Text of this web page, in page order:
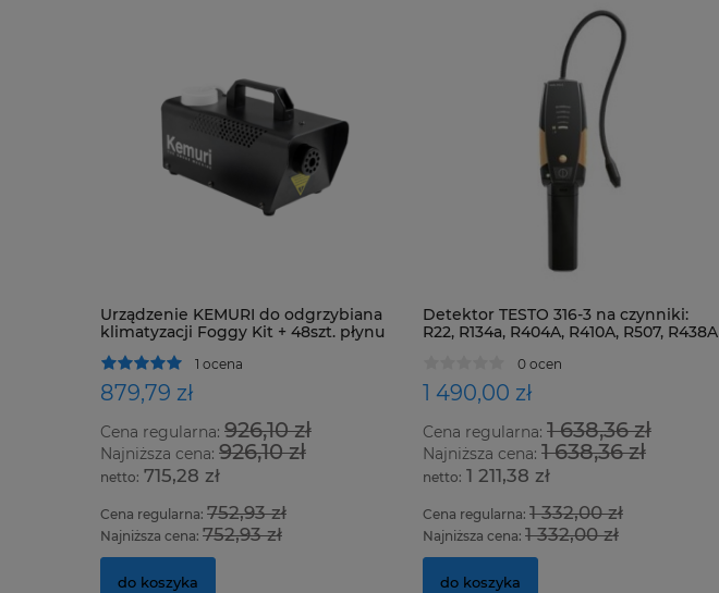
Urządzenie KEMURI do odgrzybiana
klimatyzacji Foggy Kit + 48szt. płynu
1 ocena
879,79 zł
Cena regularna: 926,10 zł
Najniższa cena: 926,10 zł
715,28 zł
Cena regularna: 752,93 zł
Najniższa cena: 752,93 zł
do koszyka
Detektor TESTO 316-3 na czynniki:
R22, R134a, R404A, R410A, R507, R438A
0 ocen
1 490,00 zł
Cena regularna: 1 638,36 zł
Najniższa cena: 1 638,36 zł
1 211,38 zł
Cena regularna: 1 332,00 zł
Najniższa cena: 1 332,00 zł
do koszyka